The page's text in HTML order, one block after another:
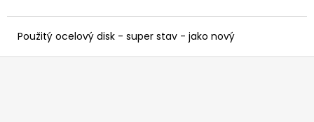
Použitý ocelový disk - super stav - jako nový
u
j
m
Z